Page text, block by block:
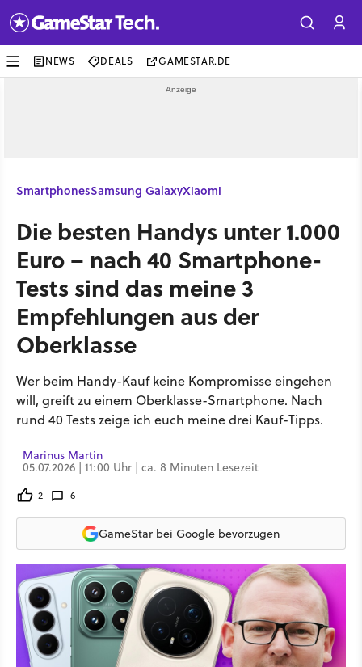
NEWS DEALS GAMESTAR.DE
SmartphonesSamsung GalaxyXiaomi
Die besten Handys unter 1.000
Euro – nach 40 Smartphone-
Tests sind das meine 3
Empfehlungen aus der
Oberklasse
Wer beim Handy-Kauf keine Kompromisse eingehen
will, greift zu einem Oberklasse-Smartphone. Nach
rund 40 Tests zeige ich euch meine drei Kauf-Tipps.
Marinus Martin
05.07.2026 | 11:00 Uhr | ca. 8 Minuten Lesezeit
2 6
GameStar bei Google bevorzugen